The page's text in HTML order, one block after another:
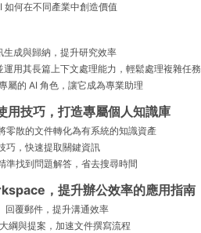
如何在不同產業中創造價值
成與歸納，提升研究效率
用其長篇上下文處理能力，輕鬆處理複雜任務
屬的 AI 角色，讓它成為專業助理
技巧，打造專屬個人知識庫
零散的文件轉化為有系統的知識資產
巧，快速提取關鍵資訊
準找到問題解答，省去搜尋時間
，提升辦公效率的應用指南
回覆郵件，提升溝通效率
綱與提案，加速文件撰寫流程